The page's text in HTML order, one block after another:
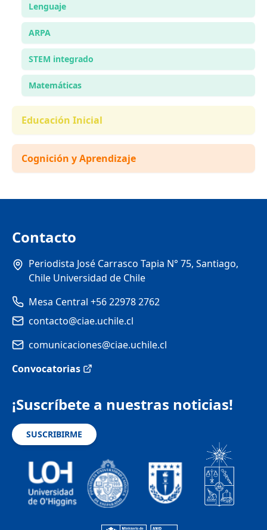
Lenguaje
ARPA
STEM integrado
Matemáticas
Educación Inicial
Cognición y Aprendizaje
Contacto
Periodista José Carrasco Tapia N° 75, Santiago,
Chile Universidad de Chile
Mesa Central +56 22978 2762
contacto@ciae.uchile.cl
comunicaciones@ciae.uchile.cl
Convocatorias
¡Suscríbete a nuestras noticias!
SUSCRIBIRME